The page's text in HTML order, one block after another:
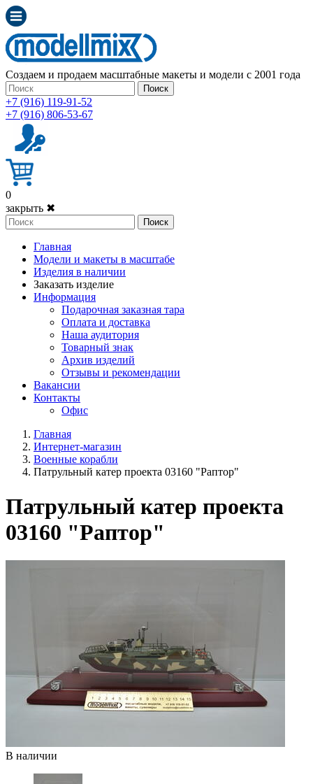
Создаем и продаем масштабные макеты и модели с 2001 года
Поиск
+7 (916) 119-91-52
+7 (916) 806-53-67
0
закрыть ✖
Поиск
Главная
Модели и макеты в масштабе
Изделия в наличии
Заказать изделие
Информация
Подарочная заказная тара
Оплата и доставка
Наша аудитория
Товарный знак
Архив изделий
Отзывы и рекомендации
Вакансии
Контакты
Офис
Главная
Интернет-магазин
Военные корабли
Патрульный катер проекта 03160 "Раптор"
Патрульный катер проекта
03160 "Раптор"
В наличии